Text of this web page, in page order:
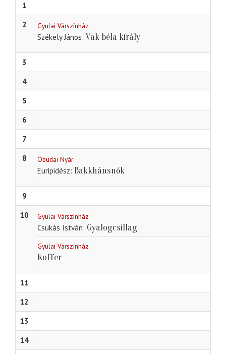
1
2
Gyulai Várszínház
Székely János Vak béla király
3
4
5
6
7
8
Óbudai Nyár
Euripidész Bakkhánsnők
9
10
Gyulai Várszínház
Csukás István Gyalogcsillag
Gyulai Várszínház
Koffer
11
12
13
14